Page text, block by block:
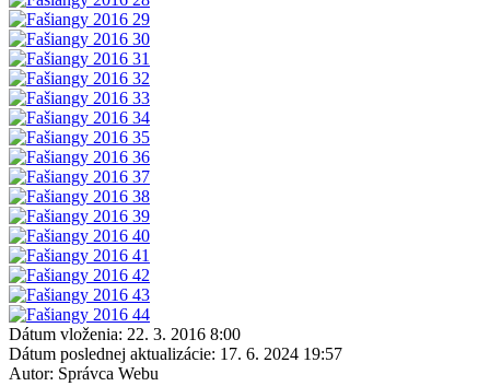
Dátum vloženia: 22. 3. 2016 8:00
Dátum poslednej aktualizácie: 17. 6. 2024 19:57
Autor: Správca Webu